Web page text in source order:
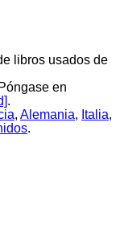
libros usados de
en
.
, Alemania, Italia,
.